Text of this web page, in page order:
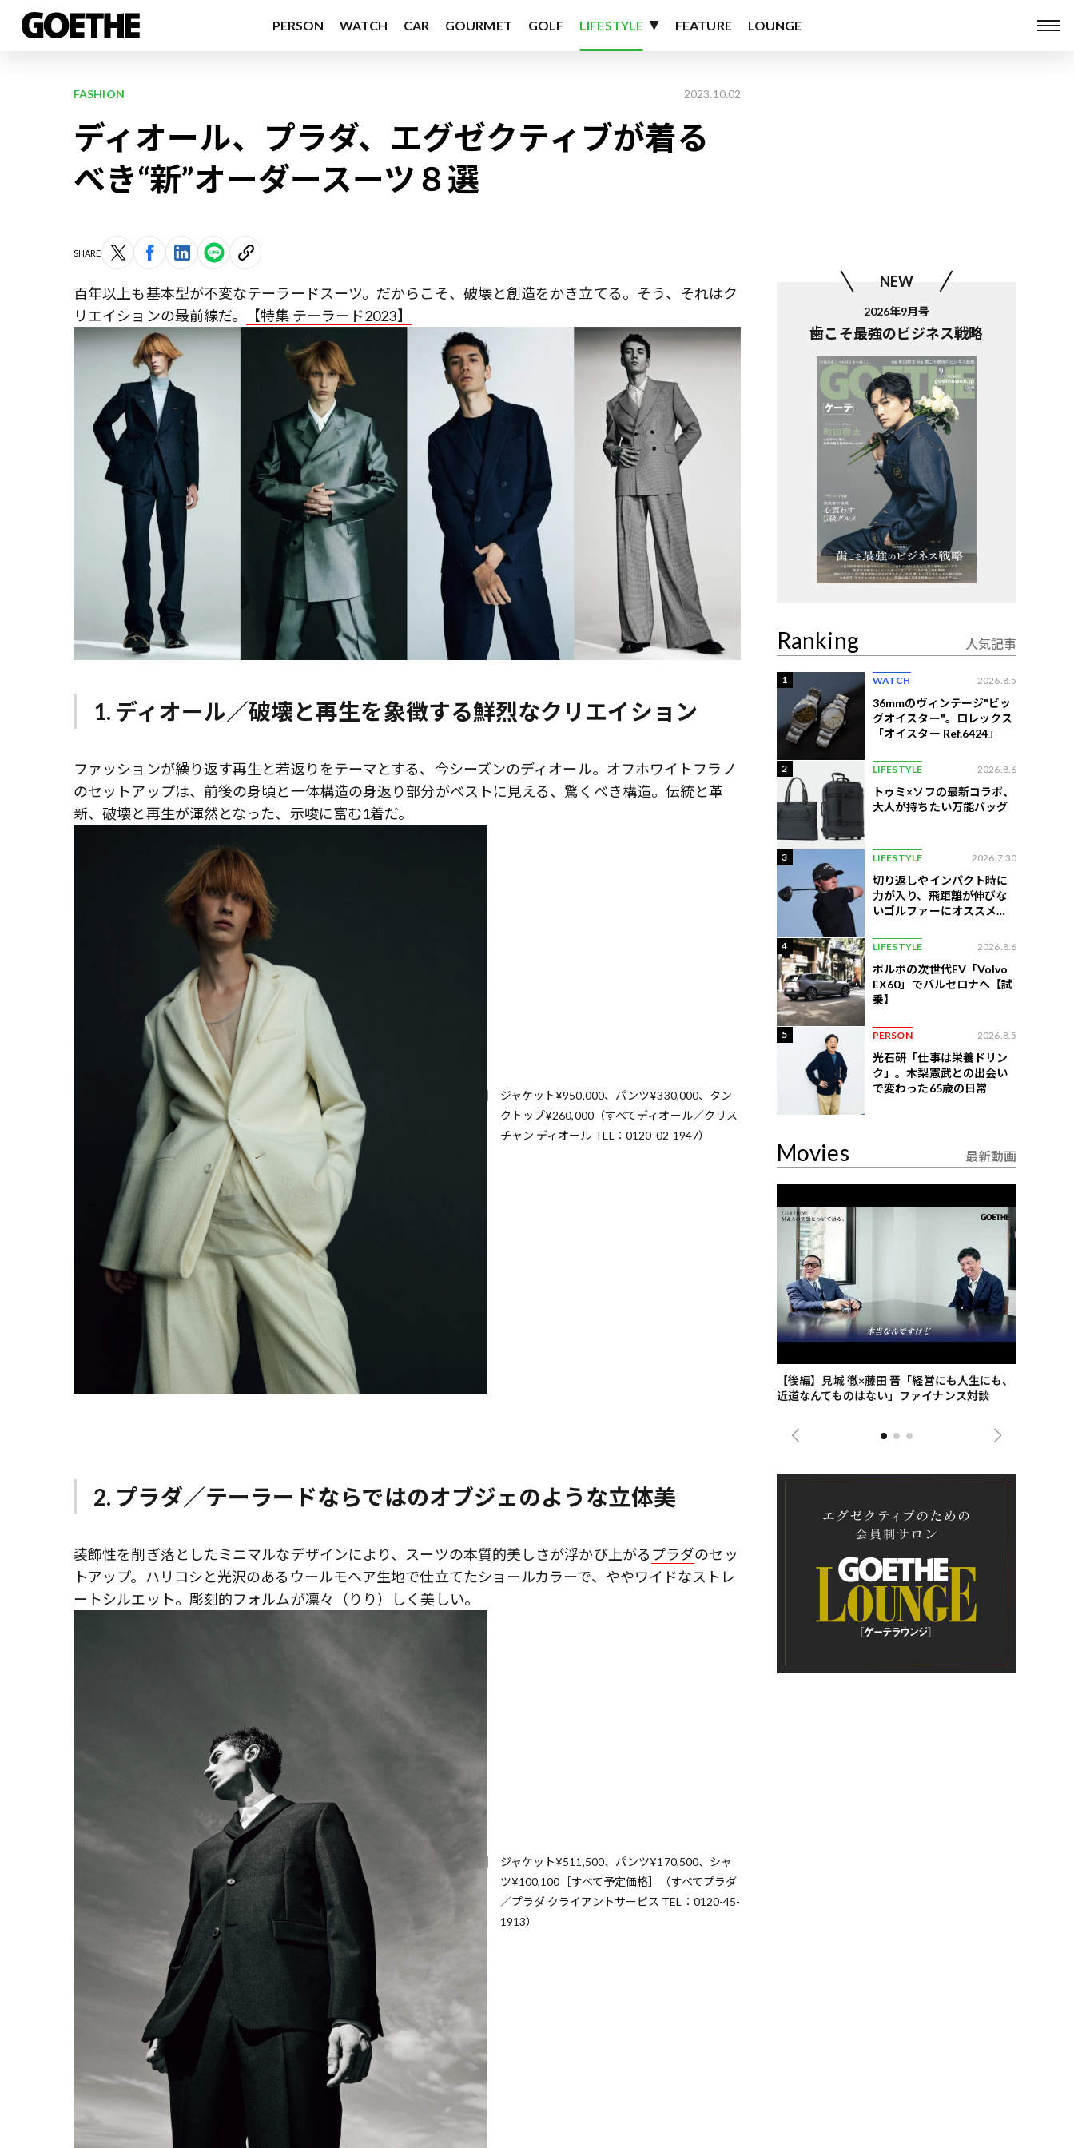
PERSON WATCH CAR GOURMET GOLF LIFESTYLE FEATURE LOUNGE
FASHION 2023.10.02
ディオール、プラダ、エグゼクティブが着る
べき“新”オーダースーツ８選
SHARE
百年以上も基本型が不変なテーラードスーツ。だからこそ、破壊と創造をかき立てる。そう、それはク
リエイションの最前線だ。
【特集 テーラード2023】
1. ディオール／破壊と再生を象徴する鮮烈なクリエイション
ファッションが繰り返す再生と若返りをテーマとする、今シーズンのディオール。オフホワイトフラノ
のセットアップは、前後の身頃と一体構造の身返り部分がベストに見える、驚くべき構造。伝統と革
新、破壊と再生が渾然となった、示唆に富む1着だ。
ジャケット¥950,000、パンツ¥330,000、タン
クトップ¥260,000（すべてディオール／クリス
チャン ディオール TEL：0120-02-1947）
2. プラダ／テーラードならではのオブジェのような立体美
装飾性を削ぎ落としたミニマルなデザインにより、スーツの本質的美しさが浮かび上がる プラダのセッ
トアップ。ハリコシと光沢のあるウールモヘア生地で仕立てたショールカラーで、ややワイドなストレ
ートシルエット。彫刻的フォルムが凛々（りり）しく美しい。
ジャケット¥511,500、パンツ¥170,500、シャ
ツ¥100,100［すべて予定価格］（すべてプラダ
／プラダ クライアントサービス TEL：0120-45-
1913）
NEW
2026年9月号
歯こそ最強のビジネス戦略
Ranking 人気記事
1 WATCH 2026.8.5
36mmのヴィンテージ"ビッ
グオイスター"。ロレックス
「オイスター Ref.6424」
2 LIFESTYLE 2026.8.6
トゥミ×ソフの最新コラボ、
大人が持ちたい万能バッグ
3 LIFESTYLE 2026.7.30
切り返しやインパクト時に
力が入り、飛距離が伸びな
いゴルファーにオススメの
4 LIFESTYLE 2026.8.6
ボルボの次世代EV「Volvo
EX60」でバルセロナへ【試
乗】
5 PERSON 2026.8.5
光石研「仕事は栄養ドリン
ク」。木梨憲武との出会い
で変わった65歳の日常
Movies 最新動画
【後編】見城 徹×藤田 晋「経営にも人生にも、
近道なんてものはない」ファイナンス対談